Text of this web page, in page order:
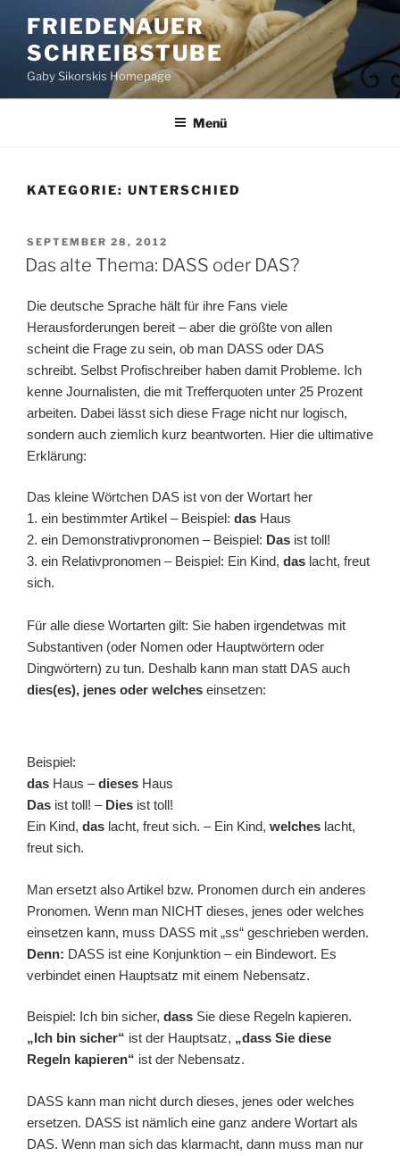
Inhalt
springen
FRIEDENAUER
SCHREIBSTUBE
Gaby Sikorskis Homepage
Menü
KATEGORIE: UNTERSCHIED
VERÖFFENTLICHT
AM
SEPTEMBER 28, 2012
Das alte Thema: DASS oder DAS?
Die deutsche Sprache hält für ihre Fans viele
Herausforderungen bereit – aber die größte von allen
scheint die Frage zu sein, ob man DASS oder DAS
schreibt. Selbst Profischreiber haben damit Probleme. Ich
kenne Journalisten, die mit Trefferquoten unter 25 Prozent
arbeiten. Dabei lässt sich diese Frage nicht nur logisch,
sondern auch ziemlich kurz beantworten. Hier die ultimative
Erklärung:
Das kleine Wörtchen DAS ist von der Wortart her
1. ein bestimmter Artikel – Beispiel: das Haus
2. ein Demonstrativpronomen – Beispiel: Das ist toll!
3. ein Relativpronomen – Beispiel: Ein Kind, das lacht, freut
sich.
Für alle diese Wortarten gilt: Sie haben irgendetwas mit
Substantiven (oder Nomen oder Hauptwörtern oder
Dingwörtern) zu tun. Deshalb kann man statt DAS auch
dies(es), jenes oder welches einsetzen:
Beispiel:
das Haus –dieses Haus
Das ist toll! – Dies ist toll!
Ein Kind, das lacht, freut sich. – Ein Kind, welches lacht,
freut sich.
Man ersetzt also Artikel bzw. Pronomen durch ein anderes
Pronomen. Wenn man NICHT dieses, jenes oder welches
einsetzen kann, muss DASS mit „ss“ geschrieben werden.
Denn: DASS ist eine Konjunktion – ein Bindewort. Es
verbindet einen Hauptsatz mit einem Nebensatz.
Beispiel: Ich bin sicher, dass Sie diese Regeln kapieren.
„Ich bin sicher“ ist der Hauptsatz, „dass Sie diese
Regeln kapieren“ ist der Nebensatz.
DASS kann man nicht durch dieses, jenes oder welches
ersetzen. DASS ist nämlich eine ganz andere Wortart als
DAS. Wenn man sich das klarmacht, dann muss man nur